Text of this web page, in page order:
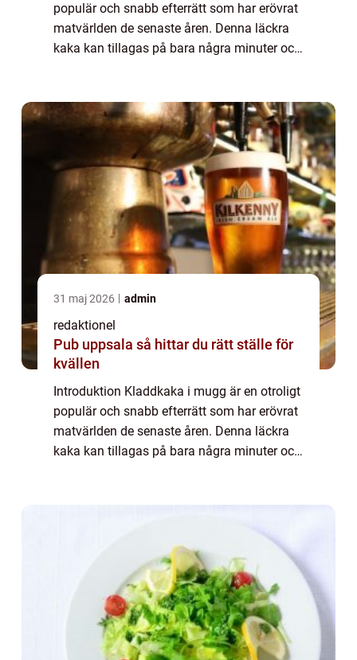
populär och snabb efterrätt som har erövrat
matvärlden de senaste åren. Denna läckra
kaka kan tillagas på bara några minuter och
31 maj 2026 admin
redaktionel
Pub uppsala så hittar du rätt ställe för
kvällen
Introduktion Kladdkaka i mugg är en otroligt
populär och snabb efterrätt som har erövrat
matvärlden de senaste åren. Denna läckra
kaka kan tillagas på bara några minuter och